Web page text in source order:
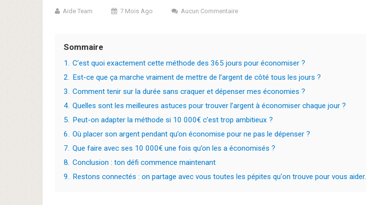
Aide Team 7 Mois Ago Aucun Commentaire
Sommaire
1. C’est quoi exactement cette méthode des 365 jours pour économiser ?
2. Est-ce que ça marche vraiment de mettre de l’argent de côté tous les jours ?
3. Comment tenir sur la durée sans craquer et dépenser mes économies ?
4. Quelles sont les meilleures astuces pour trouver l’argent à économiser chaque jour ?
5. Peut-on adapter la méthode si 10 000€ c’est trop ambitieux ?
6. Où placer son argent pendant qu’on économise pour ne pas le dépenser ?
7. Que faire avec ses 10 000€ une fois qu’on les a économisés ?
8. Conclusion : ton défi commence maintenant
9. Restons connectés : on partage avec vous toutes les pépites qu'on trouve pour vous aider.